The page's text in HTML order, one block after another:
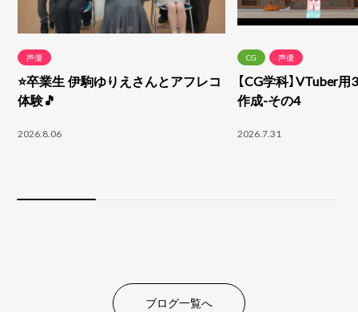
声優
⭐卒業生 伊駒ゆりえさんとアフレコ
体験🎵
2026.8.06
CG 声優
【CG学科】VTuber
作成-その4
2026.7.31
ブログ一覧へ